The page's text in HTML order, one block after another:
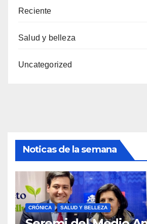
Reciente
Salud y belleza
Uncategorized
Noticas de la semana
CRÓNICA SALUD Y BELLEZA